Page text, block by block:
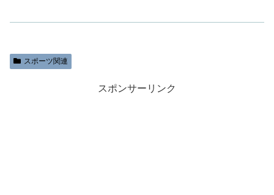
スポーツ関連
スポンサーリンク